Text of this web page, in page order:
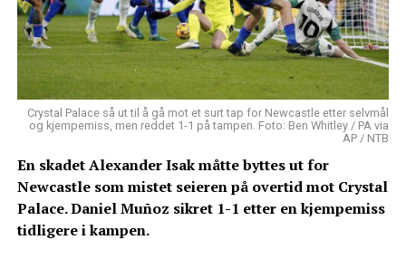
Crystal Palace så ut til å gå mot et surt tap for Newcastle etter selvmål
og kjempemiss, men reddet 1-1 på tampen. Foto: Ben Whitley / PA via
AP / NTB
En skadet Alexander Isak måtte byttes ut for
Newcastle som mistet seieren på overtid mot Crystal
Palace. Daniel Muñoz sikret 1-1 etter en kjempemiss
tidligere i kampen.